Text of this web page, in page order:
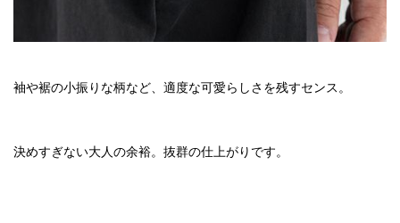
袖や裾の小振りな柄など、適度な可愛らしさを残すセンス。
決めすぎない大人の余裕。抜群の仕上がりです。